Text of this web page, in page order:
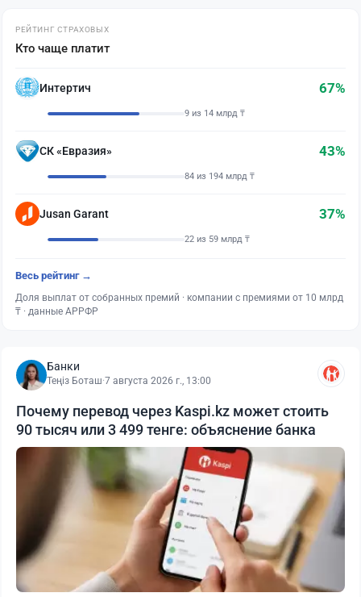
РЕЙТИНГ СТРАХОВЫХ
Кто чаще платит
Интертич 67%
9 из 14 млрд ₸
СК «Евразия» 43%
84 из 194 млрд ₸
Jusan Garant 37%
22 из 59 млрд ₸
Весь рейтинг →
Доля выплат от собранных премий · компании с премиями от 10 млрд
₸ · данные АРРФР
Банки
Теңіз Боташ·7 августа 2026 г., 13:00
Почему перевод через Kaspi.kz может стоить
90 тысяч или 3 499 тенге: объяснение банка